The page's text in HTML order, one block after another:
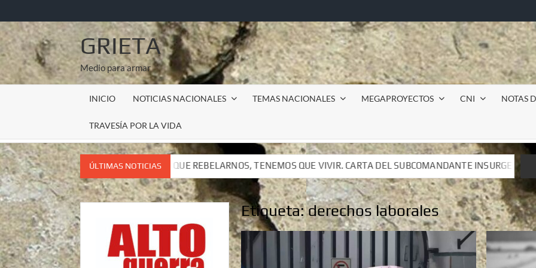
al
contenido
GRIETA
Medio para armar
INICIO NOTICIAS NACIONALES TEMAS NACIONALES MEGAPROYECTOS CNI NOTAS
TRAVESÍA POR LA VIDA
ÚLTIMAS NOTICIAS
QUE REBELARNOS, TENEMOS QUE VIVIR. CARTA DEL SUBCOMANDANTE INSURGENTE MOISÉS A LUIS DE TAVIRA
QUE REBELARNOS, TENEMOS QUE VIVIR. CARTA DEL SUBCOMANDANTE INSURGENTE MOISÉS A LUIS DE TAVIRA
Etiqueta:derechos laborales